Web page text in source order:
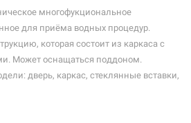
900 мм
1900 мм
многофукциональное
для приёма водных процедур.
которая состоит из каркаса с
Может оснащаться поддоном.
дверь, каркас, стеклянные вставки,